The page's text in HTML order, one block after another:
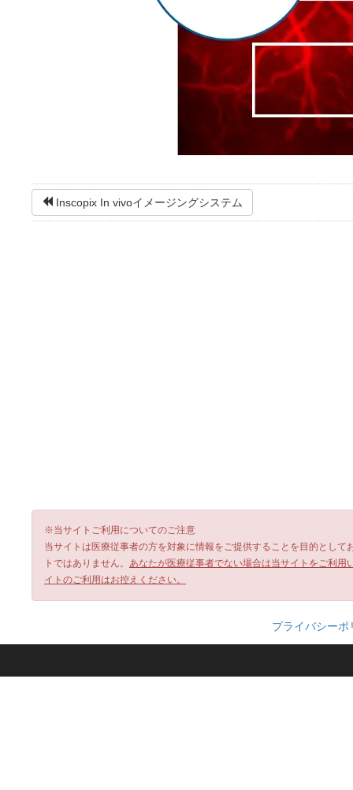
Inscopix In vivoイメージングシステム
※当サイトご利用についてのご注意
当サイトは医療従事者の方を対象に情報をご提供することを目的とし
トではありません。 あなたが医療従事者でない場合は当サイトをご利
イトのご利用はお控えください。
プライバシーポ